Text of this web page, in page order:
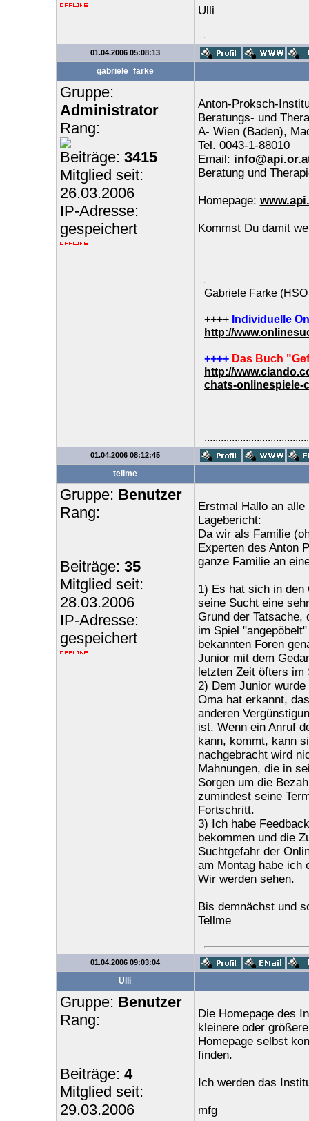
Ulli
01.04.2006 05:08:13
gabriele_farke
Gruppe:
Administrator
Rang:
Beiträge: 3415
Mitglied seit:
26.03.2006
IP-Adresse:
gespeichert
Anton-Proksch-
Beratungs- und
A- Wien (Baden),
Tel. 0043-1-88010
Email:
Beratung und
Homepage:
Kommst Du damit
Gabriele Farke (HSO
++++ Individuelle
http://
++++ Das Buch
http://
chats-onlinespiele-
01.04.2006 08:12:45
tellme
Gruppe: Benutzer
Rang:
Beiträge: 35
Mitglied seit:
28.03.2006
IP-Adresse:
gespeichert
Erstmal Hallo an alle
Lagebericht:
Da wir als Familie
Experten des Anton
ganze Familie an
1) Es hat sich in den
seine Sucht eine
Grund der Tatsache,
im Spiel
bekannten Foren
Junior mit dem
letzten Zeit öfters im
2) Dem Junior
Oma hat erkannt,
anderen
ist. Wenn ein Anruf
kann, kommt, kann
nachgebracht wird
Mahnungen, die in
Sorgen um die
zumindest seine
Fortschritt.
3) Ich habe
bekommen und die
Suchtgefahr der
am Montag habe ich
Wir werden sehen.
Bis demnächst und
Tellme
01.04.2006 09:03:04
Ulli
Gruppe: Benutzer
Rang:
Beiträge: 4
Mitglied seit:
29.03.2006
Die Homepage des
kleinere oder
Homepage selbst
finden.
Ich werden das
mfg